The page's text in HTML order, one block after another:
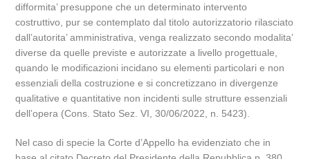
difformita’ presuppone che un determinato intervento
costruttivo, pur se contemplato dal titolo autorizzatorio rilasciato
dall’autorita’ amministrativa, venga realizzato secondo modalita’
diverse da quelle previste e autorizzate a livello progettuale,
quando le modificazioni incidano su elementi particolari e non
essenziali della costruzione e si concretizzano in divergenze
qualitative e quantitative non incidenti sulle strutture essenziali
dell’opera (Cons. Stato Sez. VI, 30/06/2022, n. 5423).
Nel caso di specie la Corte d’Appello ha evidenziato che in